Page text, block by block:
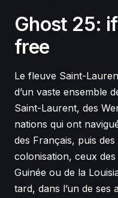
Ghost 25:
free
Le fleuve Saint-
d’un vaste ensemble
Saint-Laurent, des
nations qui ont
des Français, puis
colonisation, ceux des
Guinée ou de la
tard, dans l’un de ses